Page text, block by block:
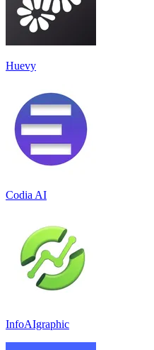
Huevy
Codia AI
InfoAIgraphic